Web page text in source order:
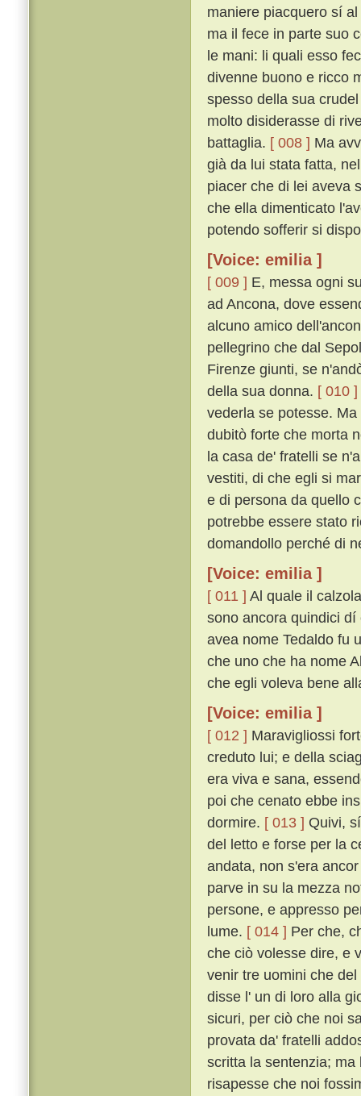
maniere piacquero sí
ma il fece in parte suo
le mani: li quali esso
divenne buono e ricco
spesso della sua
molto disiderasse di
battaglia. [ 008 ] Ma
già da lui stata fatta,
piacer che di lei aveva
che ella dimenticato
potendo sofferir si
[Voice: emilia ]
[ 009 ] E, messa ogni
ad Ancona, dove
alcuno amico
pellegrino che dal
Firenze giunti, se
della sua donna. [ 010 ]
vederla se potesse.
dubitò forte che morta
la casa de' fratelli se
vestiti, di che egli si
e di persona da quello
potrebbe essere stato
domandollo perché di
[Voice: emilia ]
[ 011 ] Al quale il
sono ancora quindici
avea nome Tedaldo fu
che uno che ha nome
che egli voleva bene
[Voice: emilia ]
[ 012 ] Maravigliossi
creduto lui; e della
era viva e sana,
poi che cenato ebbe
dormire. [ 013 ] Quivi,
del letto e forse per la
andata, non s'era
parve in su la mezza
persone, e appresso
lume. [ 014 ] Per che,
che ciò volesse dire, e
venir tre uomini che
disse l' un di loro alla
sicuri, per ciò che noi
provata da' fratelli
scritta la sentenzia;
risapesse che noi